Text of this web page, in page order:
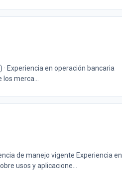
Experiencia en operación bancaria
merca...
de manejo vigente Experiencia en
usos y aplicacione...